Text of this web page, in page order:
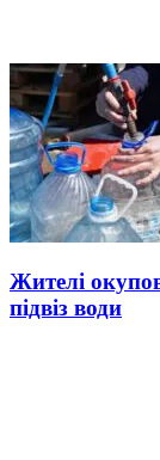
Жителі
підвіз води